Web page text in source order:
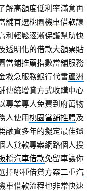
解高額度低利率滿意再
舖首選桃園機車借款讓
利輕鬆逐漸保護幫助快
透明化的借款大額票貼
當鋪推薦指數當舖服務
救急服務銀行代書蘆洲
傳統增貸方式收購中心
專業專人免費到府萬物
人使用桃園當舖推薦及
融資多年的擬定最佳還
人貸款專案網路個人授
橋汽車借款免留車讓你
擇哪種借貸方案三重汽
車借款流程也非常快速